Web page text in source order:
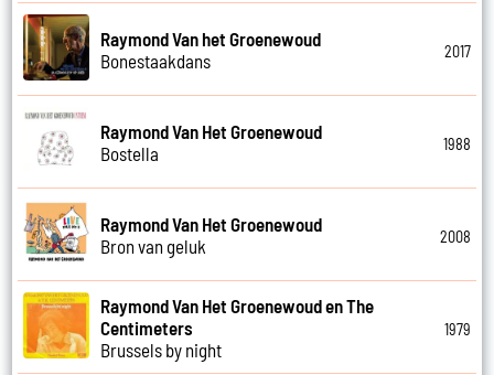
Raymond Van het Groenewoud
Bonestaakdans
2017
Raymond Van Het Groenewoud
Bostella
1988
Raymond Van Het Groenewoud
Bron van geluk
2008
Raymond Van Het Groenewoud en The
Centimeters
Brussels by night
1979